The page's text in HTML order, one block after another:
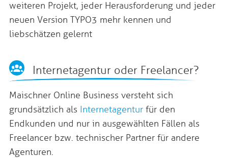
weiteren Projekt, jeder Herausforderung und jeder
neuen Version TYPO3 mehr kennen und
liebschätzen gelernt
Internetagentur oder Freelancer?
Maischner Online Business versteht sich
grundsätzlich als Internetagenturfür den
Endkunden und nur in ausgewählten Fällen als
Freelancer bzw. technischer Partner für andere
Agenturen.